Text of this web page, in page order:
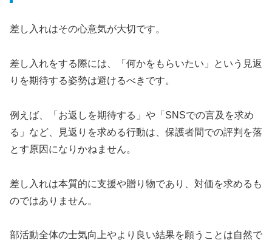
差し入れはその心意気が大切です。
差し入れをする際には、「何かをもらいたい」という見返
りを期待する姿勢は避けるべきです。
例えば、「お返しを期待する」や「SNSでの言及を求め
る」など、見返りを求める行動は、保護者間での評判を落
とす原因になりかねません。
差し入れは本質的に支援や贈り物であり、対価を求めるも
のではありません。
部活動全体の士気向上やより良い結果を願うことは自然で